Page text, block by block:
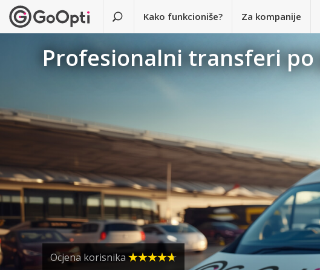
Kako funkcioniše? Za kompanije
Profesionalni transferi
Ocjena korisnika